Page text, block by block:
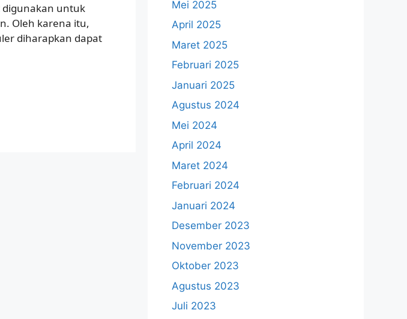
digunakan untuk
Oleh karena itu,
diharapkan dapat
Mei 2025
April 2025
Maret 2025
Februari 2025
Januari 2025
Agustus 2024
Mei 2024
April 2024
Maret 2024
Februari 2024
Januari 2024
Desember 2023
November 2023
Oktober 2023
Agustus 2023
Juli 2023